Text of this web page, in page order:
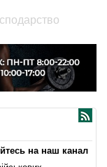
на наш канал